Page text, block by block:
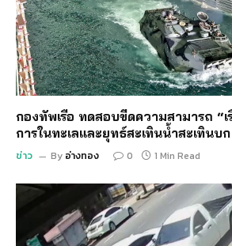
กองทัพเรือ ทดสอบขีดความสามารถ “
การในทะเลและยุทธ์สะเทินน้ำสะเทินบก
ข่าว By อ่างทอง 0 1 Min Read